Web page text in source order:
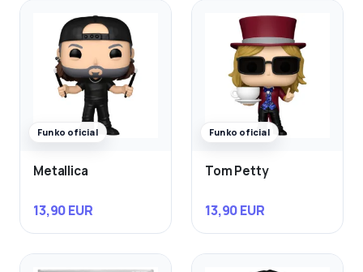
Funko oficial
Metallica
13,90 EUR
Funko oficial
Tom Petty
13,90 EUR